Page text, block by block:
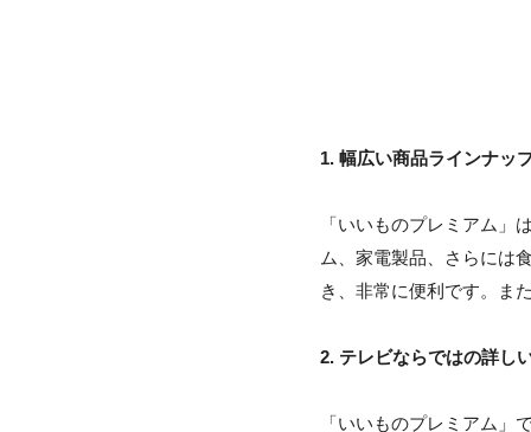
1. 幅広い商品ラインナッ
「いいものプレミアム
ム、家電製品、さらには
き、非常に便利です。ま
2. テレビならではの詳し
「いいものプレミアム